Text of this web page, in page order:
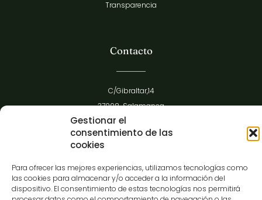
Gestionar el
consentimiento de las
cookies
Para ofrecer las mejores experiencias, utilizamos tecnologías como
las cookies para almacenar y/o acceder a la información del
dispositivo. El consentimiento de estas tecnologías nos permitirá
Transparencia
Contacto
C/Gibraltar,14
37008-Salamanca
923 12 14 25
comunicacion@museocasalis.org
Copyright © 2026 Museo Casa Lis